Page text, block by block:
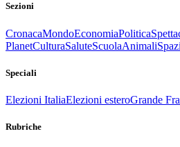
Sezioni
CronacaMondoEconomiaPolitica
PlanetCulturaSaluteScuolaAnimali
Speciali
Elezioni ItaliaElezioni esteroGrande
Rubriche